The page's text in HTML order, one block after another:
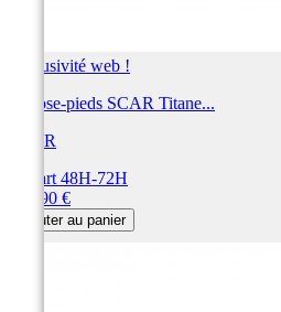
Exclusivité web !
Repose-pieds SCAR Titane...
SCAR
Départ 48H-72H
269,90 €
Ajouter au panier